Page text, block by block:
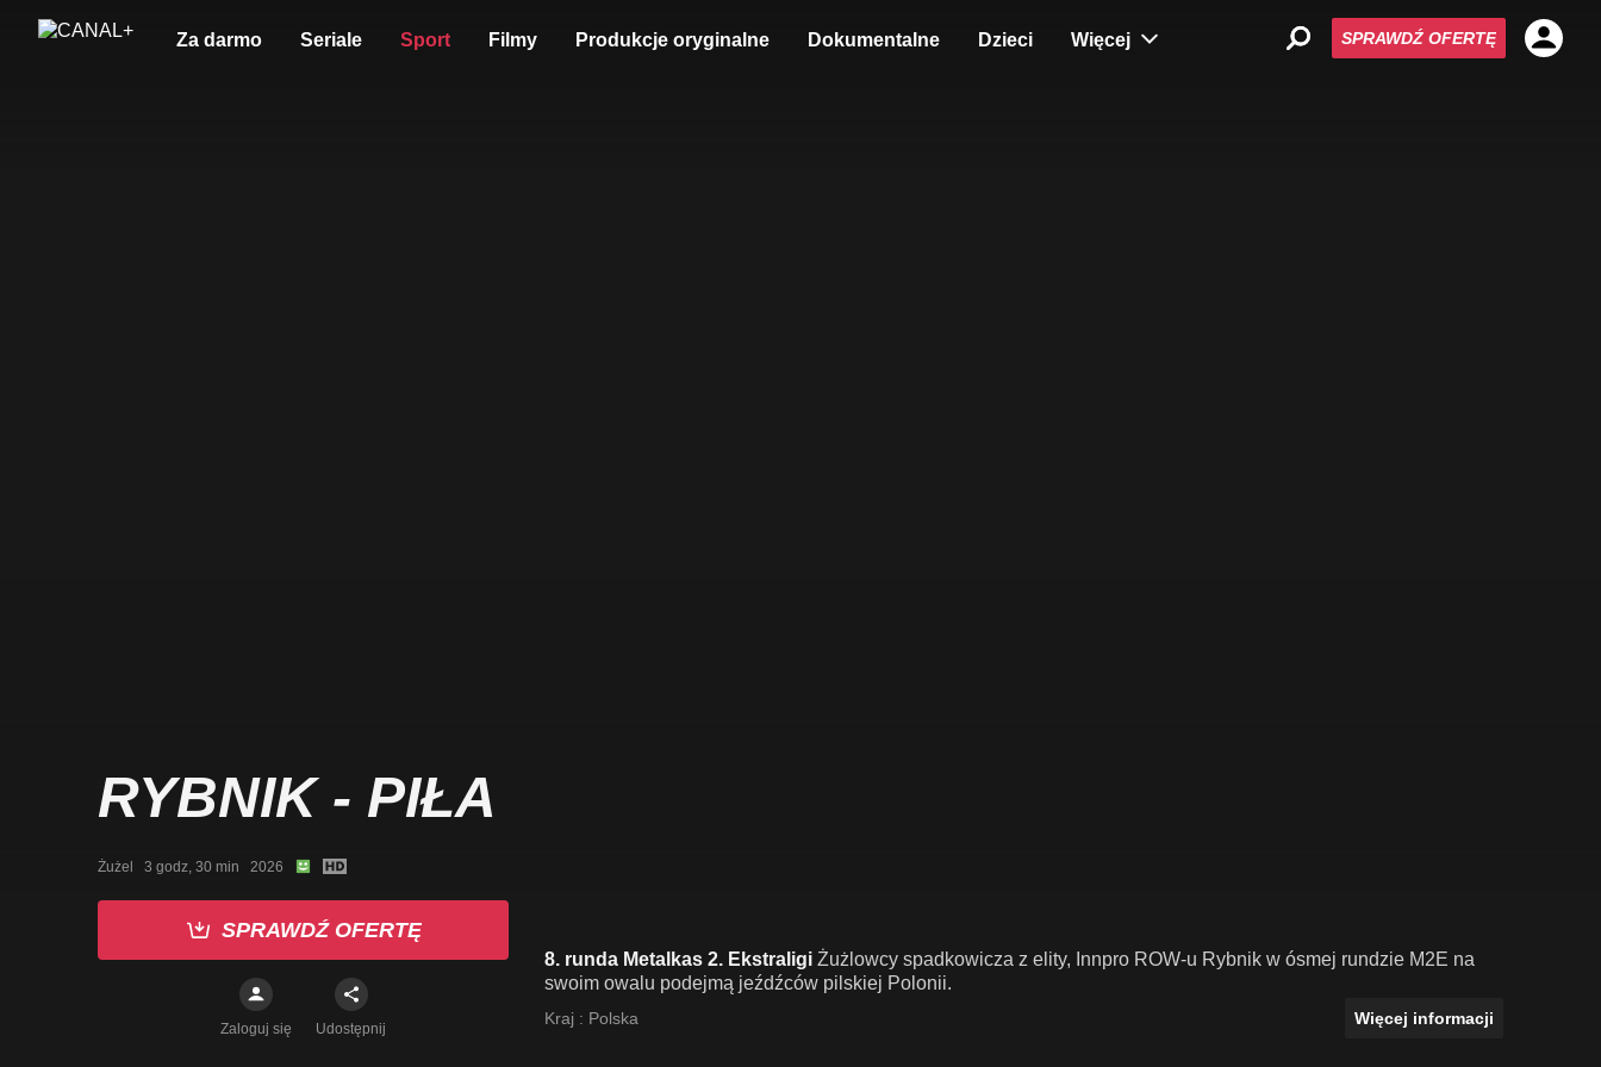
Za darmo Seriale Sport Filmy Produkcje oryginalne Dokumentalne Dzieci Więcej SPRAWDŹ OFERTĘ
RYBNIK - PIŁA
Żużel   3 godz, 30 min   2026
SPRAWDŹ OFERTĘ
Zaloguj się Udostępnij
8. runda Metalkas 2. Ekstraligi Żużlowcy spadkowicza z elity, Innpro ROW-u Rybnik w ósmej rundzie M2E na
swoim owalu podejmą jeźdźców pilskiej Polonii.
Kraj : Polska Więcej informacji